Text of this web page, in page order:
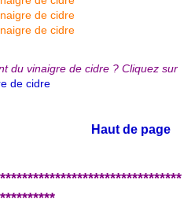
du vinaigre de cidre ? Cliquez sur
de cidre
Haut de page